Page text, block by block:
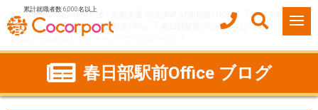
累計就職者数 6,000名以上
ココルポート(就労移行支援・定着支援/自立訓練/計画相談) HOME
事業所紹介
埼玉県
春日部市 春日部駅前Office
春日部駅前Officeのブログ
【プログラム紹介】ウォーキングでリフレッシュ！
春日部駅前Office ブログ